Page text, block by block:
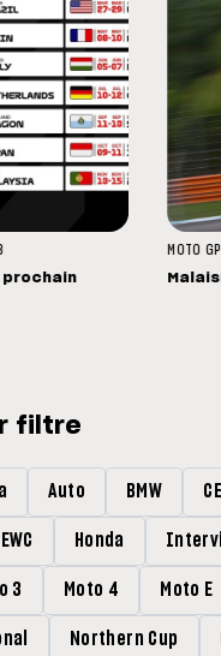
prochain
MOTO GP
filtre
Auto BMW
EWC Honda
3 Moto 4 Moto E
Northern Cup